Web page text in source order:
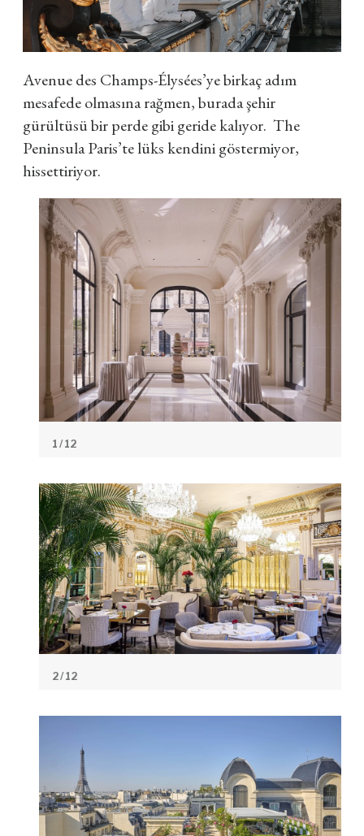
Avenue des Champs-Élysées’ye birkaç adım
mesafede olmasına rağmen, burada şehir
gürültüsü bir perde gibi geride kalıyor. The
Peninsula Paris’te lüks kendini göstermiyor,
hissettiriyor.
1 / 12
2/ 12